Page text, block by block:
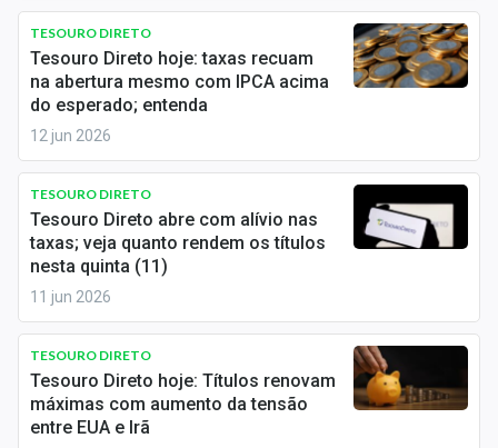
Newsletters
Cotações
Comprar ou vender?
Carteiras Recomendadas
Central de Dividendos
Central de Fundos Imobiliários
Central dos IPOs
Renda Fixa
Finanças Pessoais
TESOURO DIRETO
Tesouro Direto hoje: taxas recuam
na abertura mesmo com IPCA acima
do esperado; entenda
12 jun 2026
TESOURO DIRETO
Tesouro Direto abre com alívio nas
taxas; veja quanto rendem os títulos
nesta quinta (11)
11 jun 2026
TESOURO DIRETO
Tesouro Direto hoje: Títulos renovam
máximas com aumento da tensão
entre EUA e Irã